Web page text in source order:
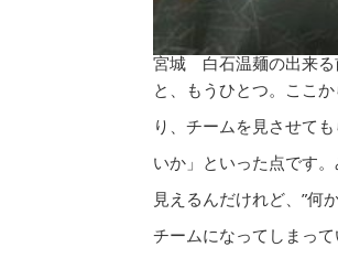
宮城 白石温麺の出来る
と、もうひとつ。ここ
り、チームを見させて
いか」といった点です
見えるんだけれど、”何
チームになってしまっ